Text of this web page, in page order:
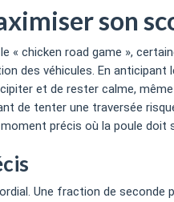
son
« chicken road game »,
des véhicules. En
et de rester calme,
de tenter une traversée
précis où la poule doit
Une fraction de